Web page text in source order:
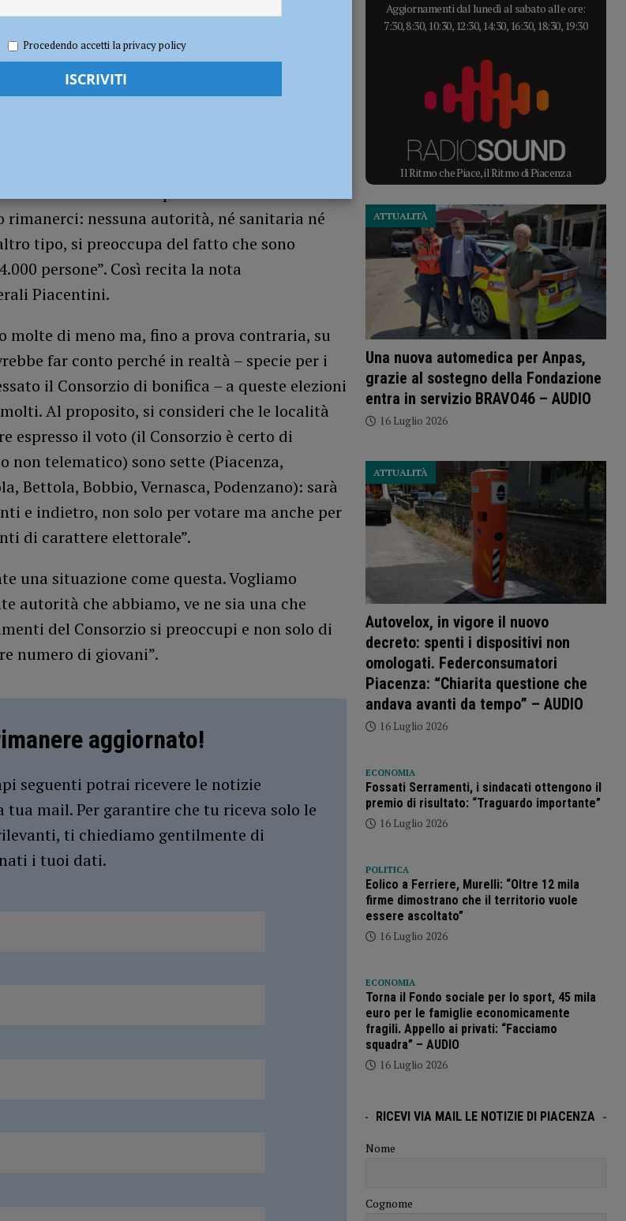
CALCIO
FG Attualità
rimanerci: nessuna autorità, né sanitaria né
tipo, si preoccupa del fatto che sono
persone”. Così recita la nota
Piacentini.
molte di meno ma, fino a prova contraria, su
far conto perché in realtà – specie per i
il Consorzio di bonifica – a queste elezioni
Al proposito, si consideri che le località
espresso il voto (il Consorzio è certo di
non telematico) sono sette (Piacenza,
Bettola, Bobbio, Vernasca, Podenzano): sarà
e indietro, non solo per votare ma anche per
di carattere elettorale”.
una situazione come questa. Vogliamo
autorità che abbiamo, ve ne sia una che
del Consorzio si preoccupi e non solo di
numero di giovani”.
aggiornato!
seguenti potrai ricevere le notizie
mail. Per garantire che tu riceva solo le
ti chiediamo gentilmente di
i tuoi dati.
Aggiornamenti dal lunedì al sabato alle ore:
7:30, 8:30, 10:30, 12:30, 14:30, 16:30, 18:30, 19:30
Il Ritmo che Piace, il Ritmo di Piacenza
Una nuova automedica per Anpas,
grazie al sostegno della Fondazione
entra in servizio BRAVO46 – AUDIO
ATTUALITÀ
16 Luglio 2026
Autovelox, in vigore il nuovo
decreto: spenti i dispositivi non
omologati. Federconsumatori
Piacenza: “Chiarita questione che
andava avanti da tempo” – AUDIO
ATTUALITÀ
16 Luglio 2026
ECONOMIA
Fossati Serramenti, i sindacati ottengono il
premio di risultato: “Traguardo importante”
16 Luglio 2026
POLITICA
Eolico a Ferriere, Murelli: “Oltre 12 mila
firme dimostrano che il territorio vuole
essere ascoltato”
16 Luglio 2026
ECONOMIA
Torna il Fondo sociale per lo sport, 45 mila
euro per le famiglie economicamente
fragili. Appello ai privati: “Facciamo
squadra” – AUDIO
16 Luglio 2026
RICEVI VIA MAIL LE NOTIZIE DI PIACENZA
Nome
Cognome
Procedendo accetti la privacy policy